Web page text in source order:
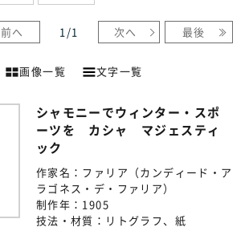
前へ 1 /1 次へ 最後
画像一覧 文字一覧
シャモニーでウィンター・スポ
ーツを カシャ゠マジェスティ
ック
作家名： ファリア（カンディード・ア
ラゴネス・デ・ファリア）
制作年： 1905
技法・材質： リトグラフ、紙